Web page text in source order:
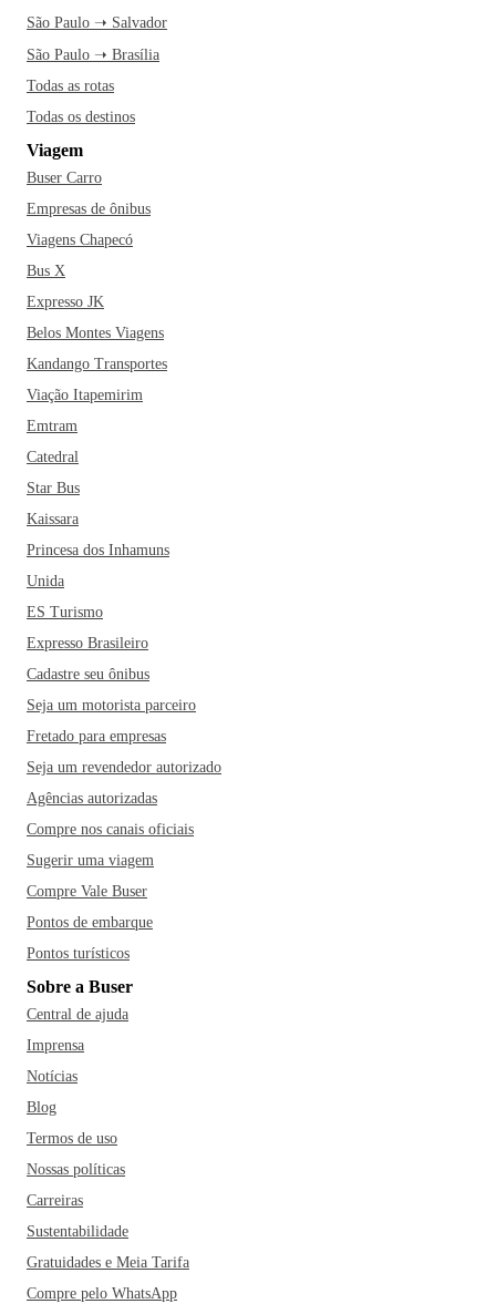
São Paulo ➝ Salvador
São Paulo ➝ Brasília
Todas as rotas
Todas os destinos
Viagem
Buser Carro
Empresas de ônibus
Viagens Chapecó
Bus X
Expresso JK
Belos Montes Viagens
Kandango Transportes
Viação Itapemirim
Emtram
Catedral
Star Bus
Kaissara
Princesa dos Inhamuns
Unida
ES Turismo
Expresso Brasileiro
Cadastre seu ônibus
Seja um motorista parceiro
Fretado para empresas
Seja um revendedor autorizado
Agências autorizadas
Compre nos canais oficiais
Sugerir uma viagem
Compre Vale Buser
Pontos de embarque
Pontos turísticos
Sobre a Buser
Central de ajuda
Imprensa
Notícias
Blog
Termos de uso
Nossas políticas
Carreiras
Sustentabilidade
Gratuidades e Meia Tarifa
Compre pelo WhatsApp